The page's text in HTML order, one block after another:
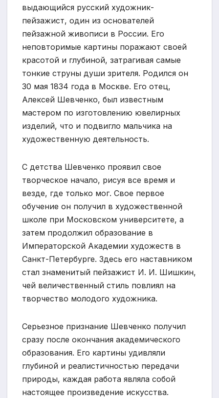
выдающийся русский художник-
пейзажист, один из основателей
пейзажной живописи в России. Его
неповторимые картины поражают своей
красотой и глубиной, затрагивая самые
тонкие струны души зрителя. Родился он
30 мая 1834 года в Москве. Его отец,
Алексей Шевченко, был известным
мастером по изготовлению ювелирных
изделий, что и подвигло мальчика на
художественную деятельность.
С детства Шевченко проявил свое
творческое начало, рисуя все время и
везде, где только мог. Свое первое
обучение он получил в художественной
школе при Московском университете, а
затем продолжил образование в
Императорской Академии художеств в
Санкт-Петербурге. Здесь его наставником
стал знаменитый пейзажист И. И. Шишкин,
чей величественный стиль повлиял на
творчество молодого художника.
Серьезное признание Шевченко получил
сразу после окончания академического
образования. Его картины удивляли
глубиной и реалистичностью передачи
природы, каждая работа являла собой
настоящее произведение искусства.